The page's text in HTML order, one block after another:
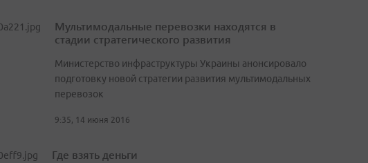
Мультимодальные перевозки находятся в
стадии стратегического развития
Министерство инфраструктуры Украины анонсировало
подготовку новой стратегии развития мультимодальных
перевозок
9:35, 14 июня 2016
Где взять деньги